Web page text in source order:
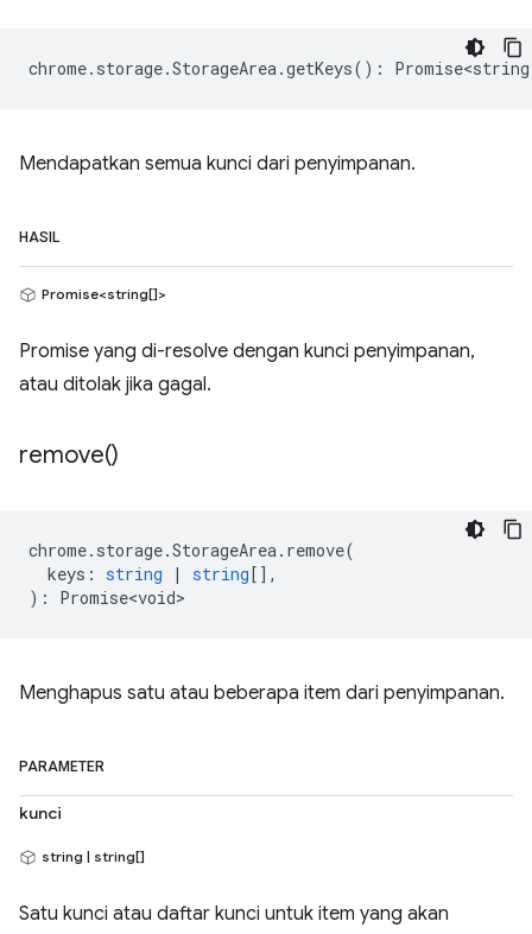
chrome. storage.StorageArea.getKeys() : Promise<string
Mendapatkan semua kunci dari penyimpanan.
HASIL
Promise<string[]>
Promise yang di-resolve dengan kunci penyimpanan,
atau ditolak jika gagal.
remove()
chrome. storage.StorageArea. remove(
keys : string | string[],
) : Promise<void>
Menghapus satu atau beberapa item dari penyimpanan.
PARAMETER
kunci
string | string[]
Satu kunci atau daftar kunci untuk item yang akan